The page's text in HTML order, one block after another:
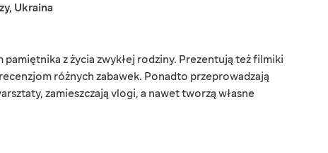
, Ukraina
z życia zwykłej rodziny. Prezentują też filmiki
różnych zabawek. Ponadto przeprowadzają
zamieszczają vlogi, a nawet tworzą własne